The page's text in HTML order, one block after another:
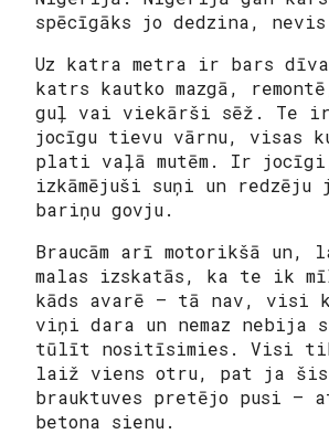
spēcīgāks jo dedzina,
Uz katra metra ir bars
katrs kautko mazgā,
guļ vai viekārši sēž. Te ir
jocīgu tievu vārnu, visas
plati vaļā mutēm. Ir
izkāmējuši suņi un redzēju
bariņu govju.
Braucām arī motorikšā
malas izskatās, ka te ik
kāds avarē – tā nav, visi
viņi dara un nemaz nebija
tūlīt nositīsimies. Visi
laiž viens otru, pat ja šis
brauktuves pretējo pusi –
betona sienu.